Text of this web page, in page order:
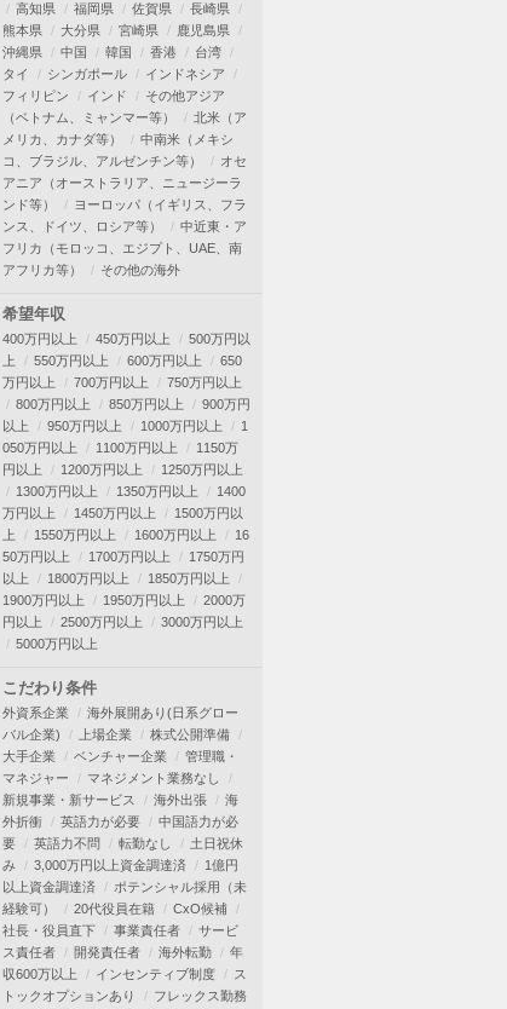
高知県
福岡県 佐賀県
長崎県
熊本県
大分県 宮崎県
鹿児島県
沖縄県
中国 韓国 香港
台湾
タイ
シンガポール
インドネシア
フィリピン
インド
その他アジア
（ベトナム、ミャンマー等）
北米（ア
メリカ、カナダ等）
中南米（メキシ
コ、ブラジル、アルゼンチン等）
オセ
アニア（オーストラリア、ニュージーラ
ンド等）
ヨーロッパ（イギリス、フラ
ンス、ドイツ、ロシア等）
中近東・ア
フリカ（モロッコ、エジプト、UAE、南
アフリカ等）
その他の海外
希望年収
400万円以上 450万円以上
500万円以
上
550万円以上 600万円以上
650
万円以上
700万円以上
750万円以上
800万円以上
850万円以上
900万円
以上
950万円以上 1000万円以上
1
050万円以上
1100万円以上
1150万
円以上
1200万円以上
1250万円以上
1300万円以上
1350万円以上
1400
万円以上
1450万円以上
1500万円以
上
1550万円以上 1600万円以上
16
50万円以上
1700万円以上
1750万円
以上
1800万円以上
1850万円以上
1900万円以上
1950万円以上
2000万
円以上
2500万円以上
3000万円以上
5000万円以上
こだわり条件
外資系企業
海外展開あり(日系グロー
バル企業)
上場企業
株式公開準備
大手企業
ベンチャー企業
管理職・
マネジャー
マネジメント業務なし
新規事業・新サービス
海外出張
海
外折衝
英語力が必要
中国語力が必
要
英語力不問 転勤なし
土日祝休
み
3,000万円以上資金調達済
1億円
以上資金調達済
ポテンシャル採用（未
経験可）
20代役員在籍
CxO候補
社長・役員直下
事業責任者
サービ
ス責任者
開発責任者 海外転勤
年
収600万以上
インセンティブ制度
ス
トックオプションあり
フレックス勤務